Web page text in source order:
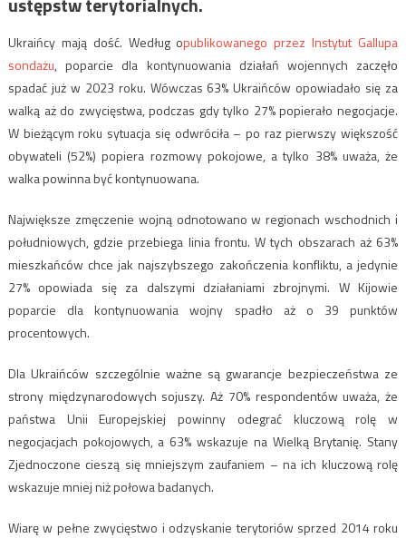
Ukraińcy mają dość. Według opublikowanego przez Instytut Gallupa
sondażu, poparcie dla kontynuowania działań wojennych zaczęło
spadać już w 2023 roku. Wówczas 63% Ukraińców opowiadało się za
walką aż do zwycięstwa, podczas gdy tylko 27% popierało negocjacje.
W bieżącym roku sytuacja się odwróciła – po raz pierwszy większość
obywateli (52%) popiera rozmowy pokojowe, a tylko 38% uważa, że
walka powinna być kontynuowana.
Największe zmęczenie wojną odnotowano w regionach wschodnich i
południowych, gdzie przebiega linia frontu. W tych obszarach aż 63%
mieszkańców chce jak najszybszego zakończenia konfliktu, a jedynie
27% opowiada się za dalszymi działaniami zbrojnymi. W Kijowie
poparcie dla kontynuowania wojny spadło aż o 39 punktów
procentowych.
Dla Ukraińców szczególnie ważne są gwarancje bezpieczeństwa ze
strony międzynarodowych sojuszy. Aż 70% respondentów uważa, że
państwa Unii Europejskiej powinny odegrać kluczową rolę w
negocjacjach pokojowych, a 63% wskazuje na Wielką Brytanię. Stany
Zjednoczone cieszą się mniejszym zaufaniem – na ich kluczową rolę
wskazuje mniej niż połowa badanych.
Wiarę w pełne zwycięstwo i odzyskanie terytoriów sprzed 2014 roku